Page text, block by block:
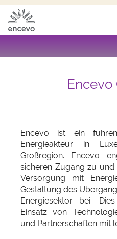
Encevo
Encevo ist ein
Energieakteur in
Großregion. Encevo
sicheren Zugang zu und
Versorgung mit
Gestaltung des
Energiesektor bei.
Einsatz von
und Partnerschaften mit